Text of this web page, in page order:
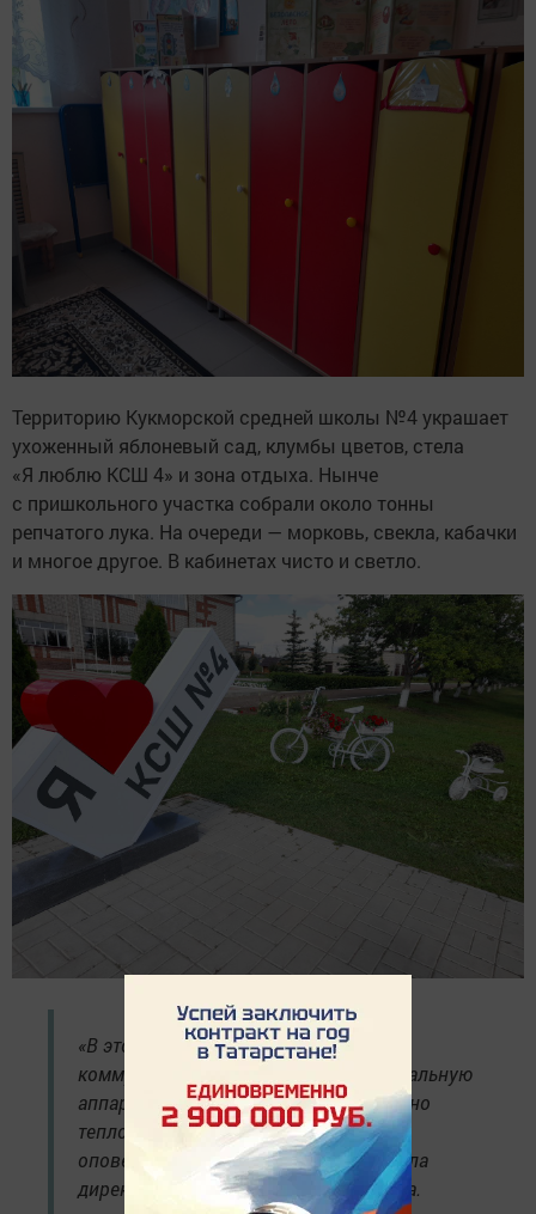
Территорию Кукморской средней школы №4 украшает
ухоженный яблоневый сад, клумбы цветов, стела
«Я люблю КСШ 4» и зона отдыха. Нынче
с пришкольного участка собрали около тонны
репчатого лука. На очереди — морковь, свекла, кабачки
и многое другое. В кабинетах чисто и светло.
«В этом году за счет экономии
коммунальных услуг закупили музыкальную
аппаратуру, теплицу, заменили частично
теплотрассу, установили систему
оповещения, видеодомофон», – сказала
директор школы Регина Минимуллина.